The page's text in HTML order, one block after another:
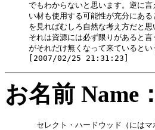
でもわからないと思います。逆に
い材も使用する可能性が充分にあ
を見ればむしろ自然な考え方だと
それは資源には必ず限りがあると
がそれだけ無くなって来ているとい
お名前 Name：
セレクト・ハードウッド（にはマ